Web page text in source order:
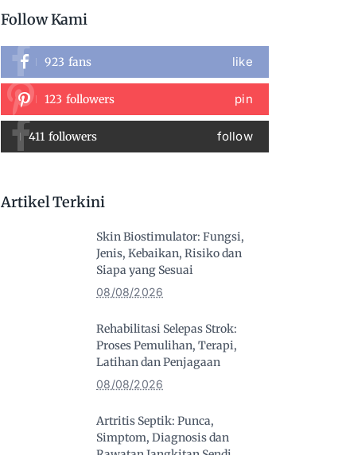
Follow Kami
923 fans like
123 followers pin
411 followers follow
Artikel Terkini
Skin Biostimulator: Fungsi,
Jenis, Kebaikan, Risiko dan
Siapa yang Sesuai
08/08/2026
Rehabilitasi Selepas Strok:
Proses Pemulihan, Terapi,
Latihan dan Penjagaan
08/08/2026
Artritis Septik: Punca,
Simptom, Diagnosis dan